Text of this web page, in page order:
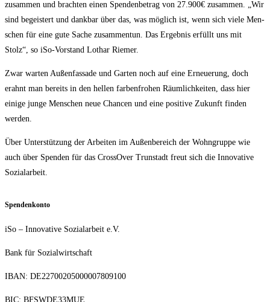
zusam­men und brach­ten einen Spen­den­be­trag von 27.900€ zusam­men. „Wir
sind begeis­tert und dank­bar über das, was mög­lich ist, wenn sich vie­le Men­
schen für eine gute Sache zusam­men­tun. Das Ergeb­nis erfüllt uns mit
Stolz“, so iSo-Vor­stand Lothar Riemer.
Zwar war­ten Außen­fas­sa­de und Gar­ten noch auf eine Erneue­rung, doch
erahnt man bereits in den hel­len far­ben­fro­hen Räum­lich­kei­ten, dass hier
eini­ge jun­ge Men­schen neue Chan­cen und eine posi­ti­ve Zukunft fin­den
werden.
Über Unter­stüt­zung der Arbei­ten im Außen­be­reich der Wohn­grup­pe wie
auch über Spen­den für das Cross­Over Trun­stadt freut sich die Inno­va­ti­ve
Sozialarbeit.
Spen­den­kon­to
iSo – Inno­va­ti­ve Sozi­al­ar­beit e.V.
Bank für Sozialwirtschaft
IBAN: DE22700205000007809100
BIC: BFSWDE33MUE